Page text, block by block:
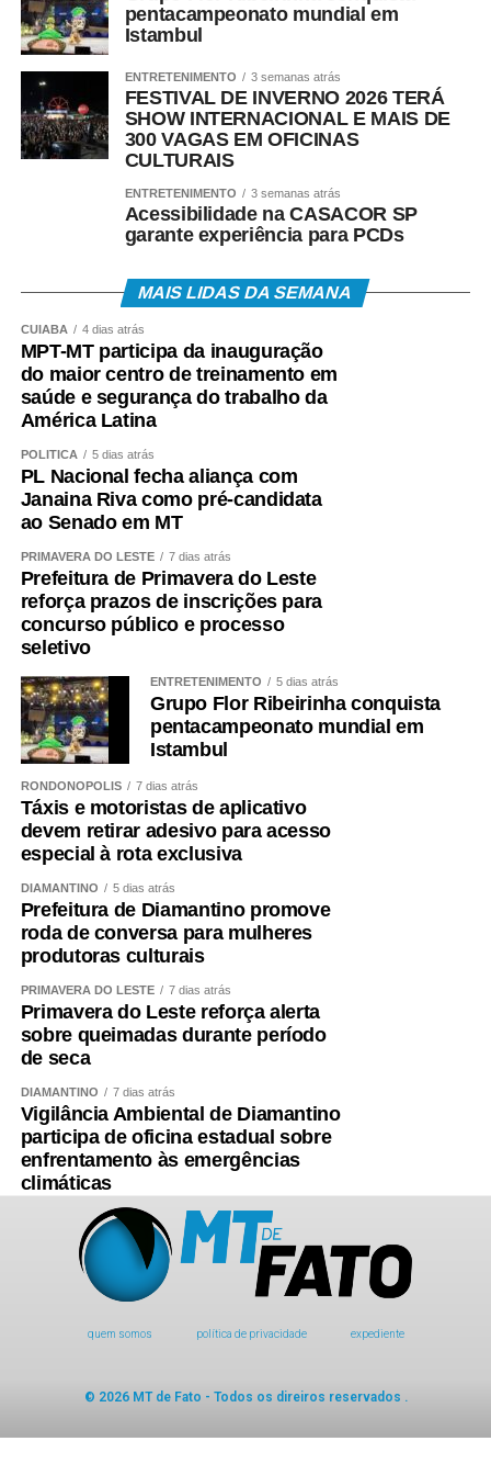
cenário, o turismo torna-se um elemento importante para
fortalecer a economia local e mitigar possíveis perdas de
receita”, pontuou.
Promovido pelo Cetur em parceria com a Secretaria de
Estado de Desenvolvimento Econômico (Sedec-MT), o
Mato Grosso (SHRBS-MT) e o Sindicato de Empresas de
Eventos e Afins de Mato Grosso (Sindieventos-MT), o
Secretário Executivo da Copsfid, Flávio Vieira, do Auditor
e Secretário Adjunto do Núcleo de Políticas Públicas do
TCE/MT, Joel Bino, do presidente da Fecomércio, Tião da
Zaeli, da Deputada Estadual Janaína Riva, do secretário-
adjunto de Turismo do Estado, Luis Carlos Nigro, e do
Prefeito de Diamantino, Chico Mendes.
COMENTE ABAIXO:
WhatsApp
Facebook
TwitterMessenger
pentacampeonato mundial em
Istambul
ENTRETENIMENTO 3 semanas atrás
FESTIVAL DE INVERNO 2026 TERÁ
SHOW INTERNACIONAL E MAIS DE
300 VAGAS EM OFICINAS
CULTURAIS
ENTRETENIMENTO 3 semanas atrás
Acessibilidade na CASACOR SP
garante experiência para PCDs
MAIS LIDAS DA SEMANA
CUIABÁ 4 dias atrás
MPT-MT participa da inauguração
do maior centro de treinamento em
saúde e segurança do trabalho da
América Latina
POLÍTICA 5 dias atrás
PL Nacional fecha aliança com
Janaina Riva como pré-candidata
ao Senado em MT
PRIMAVERA DO LESTE 7 dias atrás
Prefeitura de Primavera do Leste
reforça prazos de inscrições para
concurso público e processo
seletivo
ENTRETENIMENTO 5 dias atrás
Grupo Flor Ribeirinha conquista
pentacampeonato mundial em
Istambul
RONDONÓPOLIS 7 dias atrás
Táxis e motoristas de aplicativo
devem retirar adesivo para acesso
especial à rota exclusiva
DIAMANTINO 5 dias atrás
Prefeitura de Diamantino promove
roda de conversa para mulheres
produtoras culturais
PRIMAVERA DO LESTE 7 dias atrás
Primavera do Leste reforça alerta
sobre queimadas durante período
de seca
DIAMANTINO 7 dias atrás
Vigilância Ambiental de Diamantino
participa de oficina estadual sobre
enfrentamento às emergências
climáticas
quem somos política de privacidade expediente
© 2026 MT de Fato - Todos os direiros reservados .